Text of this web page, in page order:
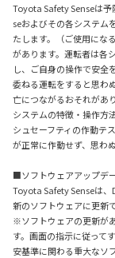
Toyota Safety Senseは
seおよびその各システム
たします。（ご使用に
があります。運転者は各
し、ご自身の操作で安
委ねる運転をすると思わ
亡につながるおそれが
システムの特徴・操作
シュセーフティの作動テ
が正常に作動せず、思わ
■ソフトウェアアップデ
Toyota Safety Senseは
新のソフトウェアに更新
※ソフトウェアの更新が
す。画面の指示に従っ
安基準に関わる重大なソ